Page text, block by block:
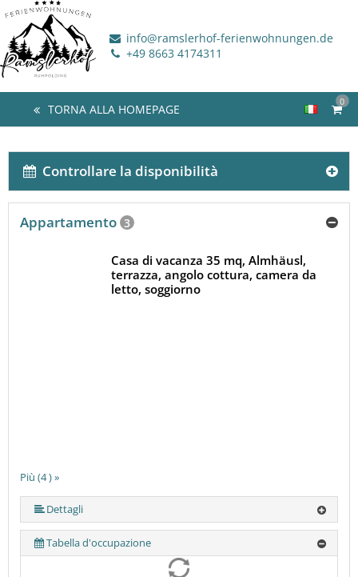
info@ramslerhof-ferienwohnungen.de
+49 8663 4174311
0
TORNA ALLA HOMEPAGE
Controllare la disponibilità
Appartamento 3
Più (4 ) »
Casa di vacanza 35 mq, Almhäusl,
terrazza, angolo cottura, camera da
letto, soggiorno
Dettagli
Tabella d'occupazione